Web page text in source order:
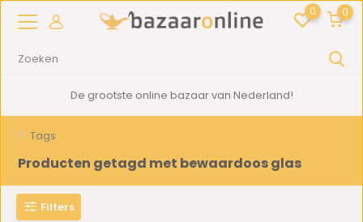
0 0
2000m2showroom in Woerden
Tags
Producten getagd met bewaardoos glas
Filters